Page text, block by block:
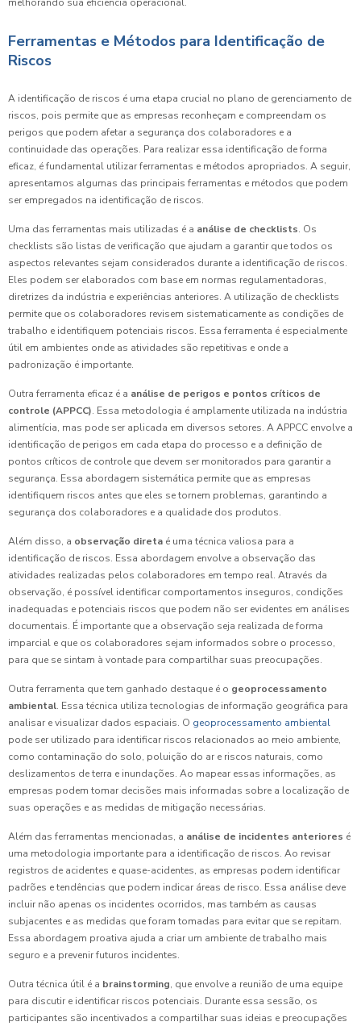
melhorando sua eficiência operacional.
Ferramentas e Métodos para Identificação de
Riscos
A identificação de riscos é uma etapa crucial no plano de gerenciamento de
riscos, pois permite que as empresas reconheçam e compreendam os
perigos que podem afetar a segurança dos colaboradores e a
continuidade das operações. Para realizar essa identificação de forma
eficaz, é fundamental utilizar ferramentas e métodos apropriados. A seguir,
apresentamos algumas das principais ferramentas e métodos que podem
ser empregados na identificação de riscos.
Uma das ferramentas mais utilizadas é a análise de checklists. Os
checklists são listas de verificação que ajudam a garantir que todos os
aspectos relevantes sejam considerados durante a identificação de riscos.
Eles podem ser elaborados com base em normas regulamentadoras,
diretrizes da indústria e experiências anteriores. A utilização de checklists
permite que os colaboradores revisem sistematicamente as condições de
trabalho e identifiquem potenciais riscos. Essa ferramenta é especialmente
útil em ambientes onde as atividades são repetitivas e onde a
padronização é importante.
Outra ferramenta eficaz é a análise de perigos e pontos críticos de
controle (APPCC). Essa metodologia é amplamente utilizada na indústria
alimentícia, mas pode ser aplicada em diversos setores. A APPCC envolve a
identificação de perigos em cada etapa do processo e a definição de
pontos críticos de controle que devem ser monitorados para garantir a
segurança. Essa abordagem sistemática permite que as empresas
identifiquem riscos antes que eles se tornem problemas, garantindo a
segurança dos colaboradores e a qualidade dos produtos.
Além disso, a observação direta é uma técnica valiosa para a
identificação de riscos. Essa abordagem envolve a observação das
atividades realizadas pelos colaboradores em tempo real. Através da
observação, é possível identificar comportamentos inseguros, condições
inadequadas e potenciais riscos que podem não ser evidentes em análises
documentais. É importante que a observação seja realizada de forma
imparcial e que os colaboradores sejam informados sobre o processo,
para que se sintam à vontade para compartilhar suas preocupações.
Outra ferramenta que tem ganhado destaque é o geoprocessamento
ambiental. Essa técnica utiliza tecnologias de informação geográfica para
analisar e visualizar dados espaciais. O geoprocessamento ambiental
pode ser utilizado para identificar riscos relacionados ao meio ambiente,
como contaminação do solo, poluição do ar e riscos naturais, como
deslizamentos de terra e inundações. Ao mapear essas informações, as
empresas podem tomar decisões mais informadas sobre a localização de
suas operações e as medidas de mitigação necessárias.
Além das ferramentas mencionadas, a análise de incidentes anteriores é
uma metodologia importante para a identificação de riscos. Ao revisar
registros de acidentes e quase-acidentes, as empresas podem identificar
padrões e tendências que podem indicar áreas de risco. Essa análise deve
incluir não apenas os incidentes ocorridos, mas também as causas
subjacentes e as medidas que foram tomadas para evitar que se repitam.
Essa abordagem proativa ajuda a criar um ambiente de trabalho mais
seguro e a prevenir futuros incidentes.
Outra técnica útil é a brainstorming, que envolve a reunião de uma equipe
para discutir e identificar riscos potenciais. Durante essa sessão, os
participantes são incentivados a compartilhar suas ideias e preocupações